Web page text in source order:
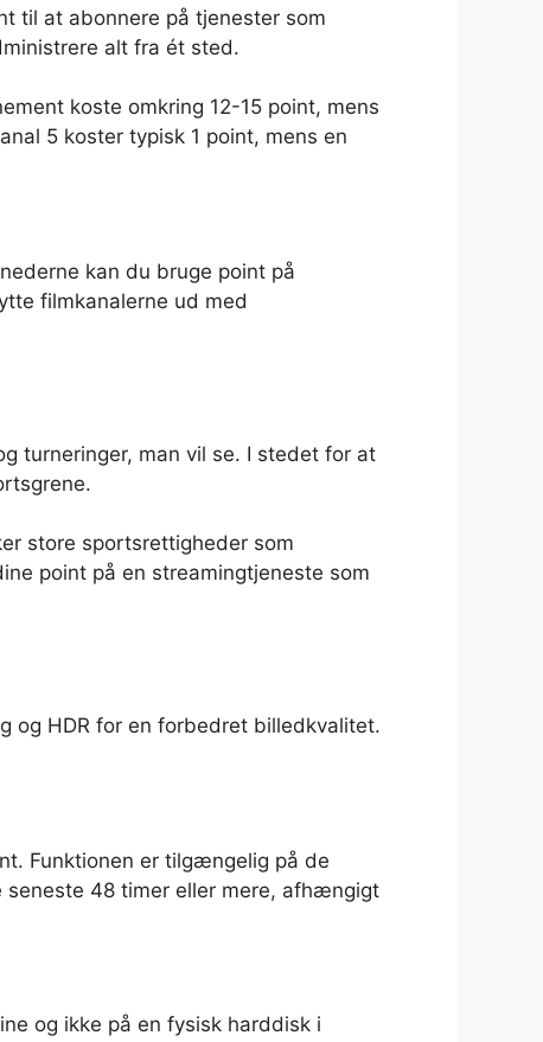
til at abonnere på tjenester som
alt fra ét sted.
koste omkring 12-15 point, mens
5 koster typisk 1 point, mens en
kan du bruge point på
filmkanalerne ud med
turneringer, man vil se. I stedet for at
store sportsrettigheder som
point på en streamingtjeneste som
og HDR for en forbedret billedkvalitet.
Funktionen er tilgængelig på de
seneste 48 timer eller mere, afhængigt
og ikke på en fysisk harddisk i